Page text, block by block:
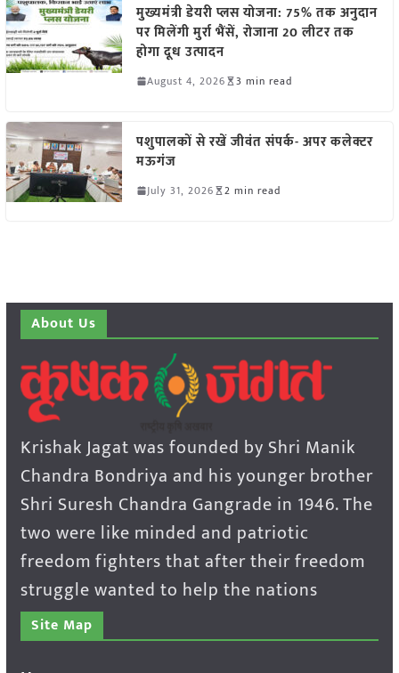
मुख्यमंत्री डेयरी प्लस योजना: 75% तक अनुदान
पर मिलेंगी मुर्रा भैंसें, रोजाना 20 लीटर तक
होगा दूध उत्पादन
August 4, 2026 3 min read
पशुपालकों से रखें जीवंत संपर्क- अपर कलेक्टर
मऊगंज
July 31, 2026 2 min read
About Us
Krishak Jagat was founded by Shri Manik
Chandra Bondriya and his younger brother
Shri Suresh Chandra Gangrade in 1946. The
two were like minded and patriotic
freedom fighters that after their freedom
struggle wanted to help the nations
Site Map